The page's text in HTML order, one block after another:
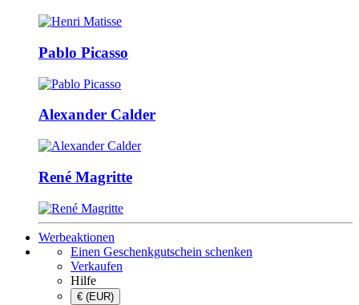
Pablo Picasso
Alexander Calder
René Magritte
Werbeaktionen
Einen Geschenkgutschein schenken
Verkaufen
Hilfe
€ (EUR)